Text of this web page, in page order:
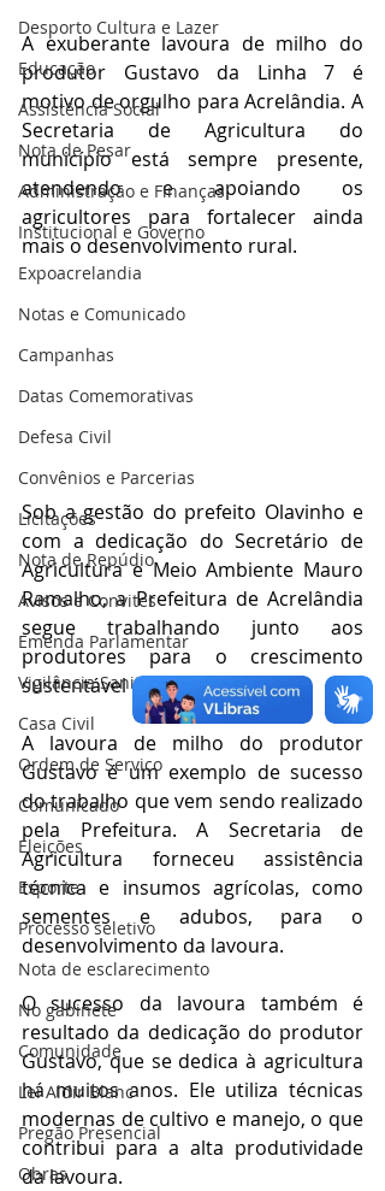
Desporto Cultura e Lazer
Educação
Assistência Social
Nota de Pesar
Administração e Finanças
Institucional e Governo
Expoacrelandia
Notas e Comunicado
Campanhas
Datas Comemorativas
Defesa Civil
Convênios e Parcerias
Licitações
Nota de Repúdio
Avisos e Convites
Emenda Parlamentar
Vigilância Sanitária
Casa Civil
Ordem de Serviço
Comunicado
Eleições
Esporte
Processo seletivo
Nota de esclarecimento
No gabinete
Comunidade
Lei Aldir Blanc
Pregão Presencial
Obras
A exuberante lavoura de milho do
produtor Gustavo da Linha 7 é
motivo de orgulho para Acrelândia. A
Secretaria de Agricultura do
município está sempre presente,
atendendo e apoiando os
agricultores para fortalecer ainda
mais o desenvolvimento rural.
Sob a gestão do prefeito Olavinho e
com a dedicação do Secretário de
Agricultura e Meio Ambiente Mauro
Ramalho, a Prefeitura de Acrelândia
segue trabalhando junto aos
produtores para o crescimento
sustentável do município.
A lavoura de milho do produtor
Gustavo é um exemplo de sucesso
do trabalho que vem sendo realizado
pela Prefeitura. A Secretaria de
Agricultura forneceu assistência
técnica e insumos agrícolas, como
sementes e adubos, para o
desenvolvimento da lavoura.
O sucesso da lavoura também é
resultado da dedicação do produtor
Gustavo, que se dedica à agricultura
há muitos anos. Ele utiliza técnicas
modernas de cultivo e manejo, o que
contribui para a alta produtividade
da lavoura.